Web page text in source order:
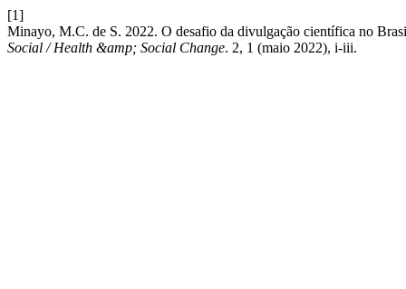
[1]
Minayo, M.C. de S. 2022. O desafio da divulgação científica no
Social / Health &amp; Social Change. 2, 1 (maio 2022), i-iii.